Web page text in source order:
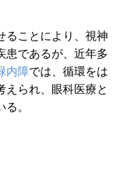
ることにより、視神
患であるが、近年多
内障では、循環をは
えられ、眼科医療と
。